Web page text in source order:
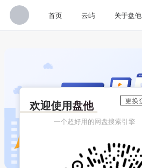
首页 云屿 关于盘他
欢迎使用盘他
一个超好用的网盘搜索引擎